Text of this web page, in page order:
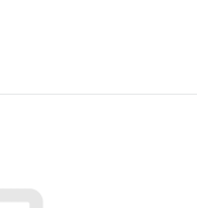
В наличии